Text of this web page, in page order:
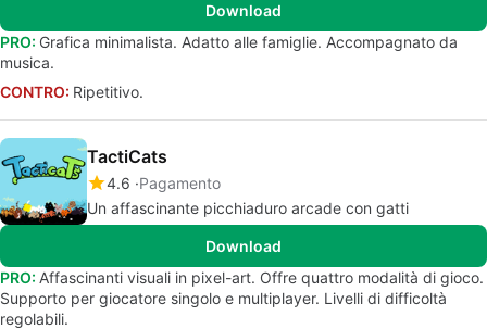
Download
PRO: Grafica minimalista. Adatto alle famiglie. Accompagnato da
musica.
CONTRO: Ripetitivo.
TactiCats
4.6 Pagamento
Un affascinante picchiaduro arcade con gatti
Download
PRO: Affascinanti visuali in pixel-art. Offre quattro modalità di gioco.
Supporto per giocatore singolo e multiplayer. Livelli di difficoltà
regolabili.